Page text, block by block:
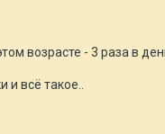
возрасте - 3 раза в
всё такое..